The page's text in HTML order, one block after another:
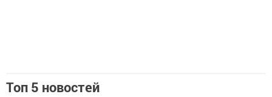
Топ 5 новостей